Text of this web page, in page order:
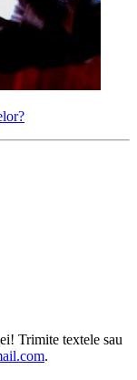
Trimite textele sau
.